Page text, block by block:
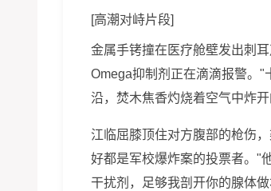
[高潮对峙片段]
金属手铐撞在医疗舱壁发出刺
Omega抑制剂正在滴滴报警。"
沿，焚木焦香灼烧着空气中炸
江临屈膝顶住对方腹部的枪伤
好都是军校爆炸案的投票者。"
干扰剂，足够我剖开你的腺体